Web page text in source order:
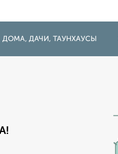
ДОМА, ДАЧИ, ТАУНХАУСЫ